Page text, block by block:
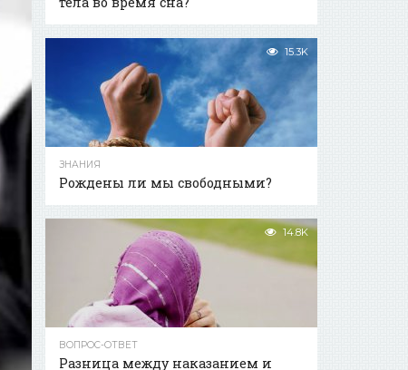
15.3K
ЗНАНИЯ
Рождены ли мы свободными?
14.8K
ВОПРОС-ОТВЕТ
Разница между наказанием и